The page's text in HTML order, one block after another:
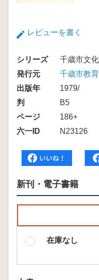
レビューを書く
シリーズ
千歳市文
発行元
千歳市教
出版年
1979/
判
B5
ページ
186+
六一ID
N23126
新刊・電子書籍
在庫なし